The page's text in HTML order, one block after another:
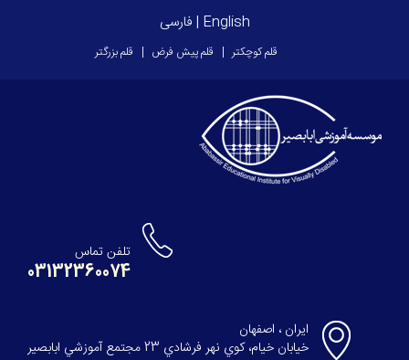
English
| فارسی
قلم بزرگتر قلم پیش فرض قلم کوچکتر
تلفن تماس
03132360074
ایران ، اصفهان
خيابان خيام، كوي نهر فرشادي 23 مجتمع آموزشي ابابصير